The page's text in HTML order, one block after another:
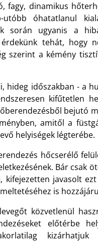
fagy, dinamikus
óhatatlanul
során ugyanis a
tehát, hogy
szerint a kémény
hideg időszakban - a
kifűtetlen
bejutó
amitől a
helyiségek légterébe.
hőcserélő
Bár csak
kifejezetten javasolt
is
közvetlenül
előtérbe
kizárhatjuk